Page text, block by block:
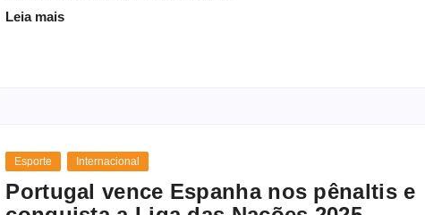
Leia mais
Esporte Internacional
Portugal vence Espanha nos pênaltis e